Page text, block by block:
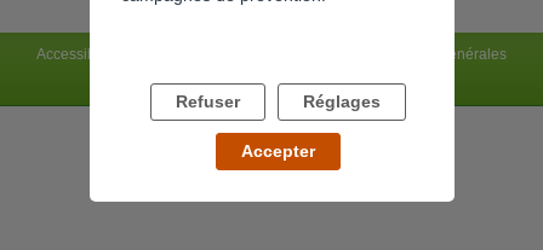
Accessibilité : non conforme
Conditions générales
Refuser Réglages
Accepter